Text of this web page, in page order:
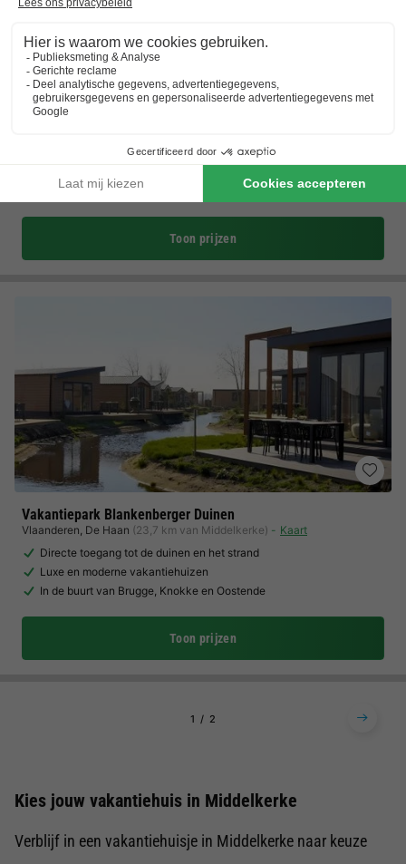
Jonckershof
Vlaanderen,Westende-bad (2,9 km van Middelkerke) Kaart
Autovrijpark
Toon prijzen
Vakantiepark Blankenberger Duinen
Vlaanderen, De Haan (23,7 km van Middelkerke)
Kaart
Directe toegang tot de duinen en het strand
Luxe en moderne vakantiehuizen
In de buurt van Brugge, Knokke en Oostende
Toon prijzen
1 2
Kies jouw vakantiehuis in Middelkerke
Verblijf in een vakantiehuisje in Middelkerke naar keuze